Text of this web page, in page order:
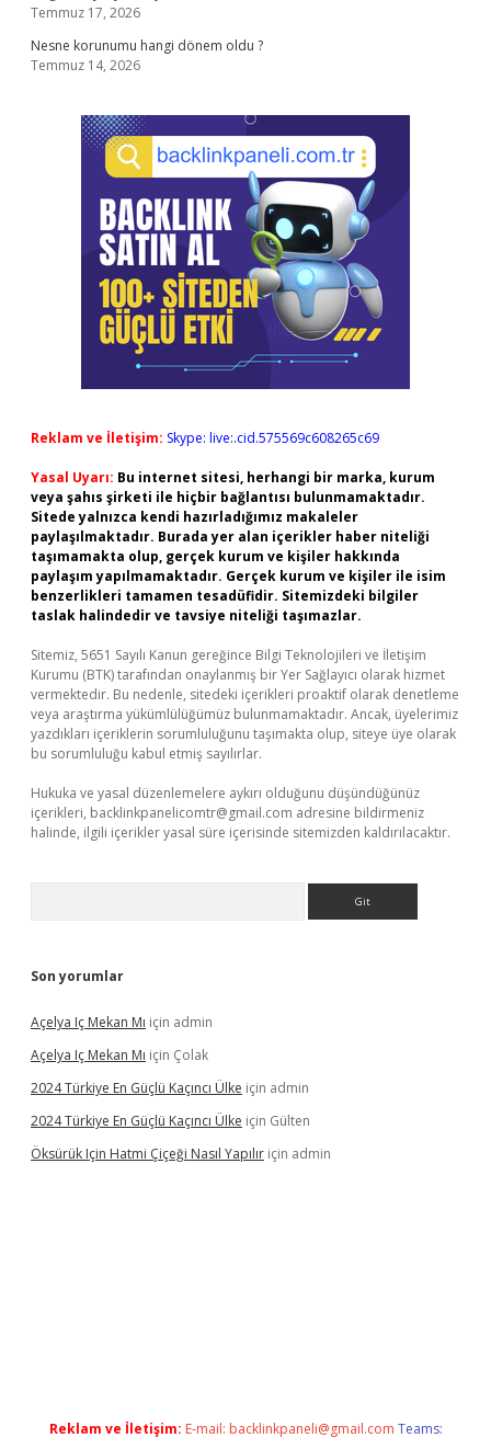
Temmuz 17, 2026
Nesne korunumu hangi dönem oldu ?
Temmuz 14, 2026
Reklam ve İletişim: Skype: live:.cid.575569c608265c69
Yasal Uyarı: Bu internet sitesi, herhangi bir marka, kurum
veya şahıs şirketi ile hiçbir bağlantısı bulunmamaktadır.
Sitede yalnızca kendi hazırladığımız makaleler
paylaşılmaktadır. Burada yer alan içerikler haber niteliği
taşımamakta olup, gerçek kurum ve kişiler hakkında
paylaşım yapılmamaktadır. Gerçek kurum ve kişiler ile isim
benzerlikleri tamamen tesadüfidir. Sitemizdeki bilgiler
taslak halindedir ve tavsiye niteliği taşımazlar.
Sitemiz, 5651 Sayılı Kanun gereğince Bilgi Teknolojileri ve İletişim
Kurumu (BTK) tarafından onaylanmış bir Yer Sağlayıcı olarak hizmet
vermektedir. Bu nedenle, sitedeki içerikleri proaktif olarak denetleme
veya araştırma yükümlülüğümüz bulunmamaktadır. Ancak, üyelerimiz
yazdıkları içeriklerin sorumluluğunu taşımakta olup, siteye üye olarak
bu sorumluluğu kabul etmiş sayılırlar.
Hukuka ve yasal düzenlemelere aykırı olduğunu düşündüğünüz
içerikleri, backlinkpanelicomtr@gmail.com adresine bildirmeniz
halinde, ilgili içerikler yasal süre içerisinde sitemizden kaldırılacaktır.
Son yorumlar
Açelya Iç Mekan Mı için admin
Açelya Iç Mekan Mı için Çolak
2024 Türkiye En Güçlü Kaçıncı Ülke için admin
2024 Türkiye En Güçlü Kaçıncı Ülke için Gülten
Öksürük Için Hatmi Çiçeği Nasıl Yapılır için admin
Reklam ve İletişim: E-mail: backlinkpaneli@gmail.com Teams: